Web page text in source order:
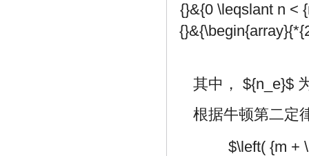
{}&{0 \leqslant n <
其中， ${n_e}$
根据牛顿第二定
$\left( {m +